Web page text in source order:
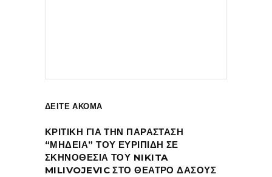
ΔΕΙΤΕ ΑΚΟΜΑ
ΚΡΙΤΙΚΗ ΓΙΑ ΤΗΝ ΠΑΡΑΣΤΑΣΗ
“ΜΗΔΕΙΑ” ΤΟΥ ΕΥΡΙΠΙΔΗ ΣΕ
ΣΚΗΝΟΘΕΣΙΑ ΤΟΥ NIKITA
MILIVOJEVIC ΣΤΟ ΘΕΑΤΡΟ ΔΑΣΟΥΣ